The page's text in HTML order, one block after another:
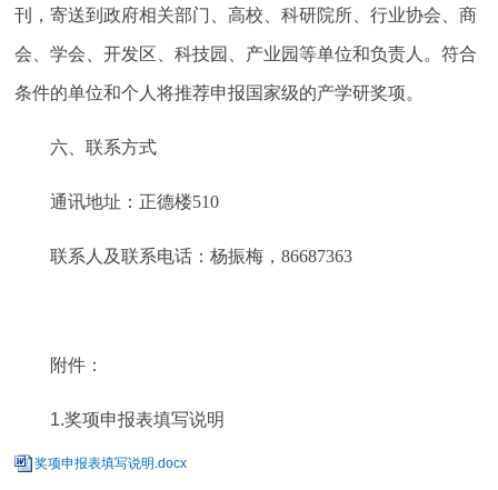
刊，寄送到政府相关部门、高校、科研院所、行业协会、商
会、学会、开发区、科技园、产业园等单位和负责人。符合
条件的单位和个人将推荐申报国家级的产学研奖项。
六、联系方式
通讯地址：正德楼510
联系人及联系电话：杨振梅，86687363
附件：
1.奖项申报表填写说明
奖项申报表填写说明.docx